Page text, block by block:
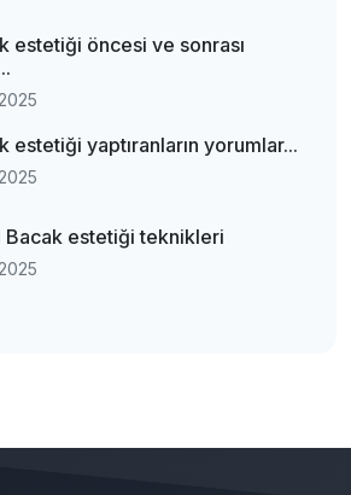
estetiği öncesi ve sonrası
estetiği yaptıranların yorumlar...
Bacak estetiği teknikleri